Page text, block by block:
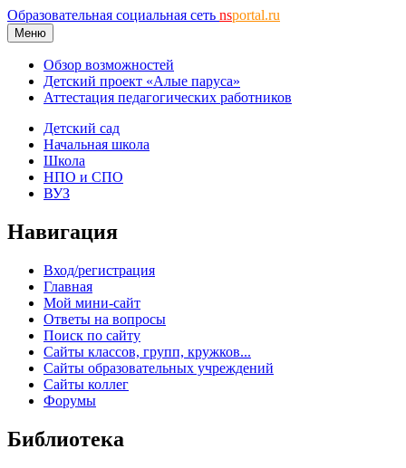
Образовательная социальная сеть nsportal.ru
Меню
Обзор возможностей
Детский проект «Алые паруса»
Аттестация педагогических работников
Детский сад
Начальная школа
Школа
НПО и СПО
ВУЗ
Навигация
Вход/регистрация
Главная
Мой мини-сайт
Ответы на вопросы
Поиск по сайту
Сайты классов, групп, кружков...
Сайты образовательных учреждений
Сайты коллег
Форумы
Библиотека